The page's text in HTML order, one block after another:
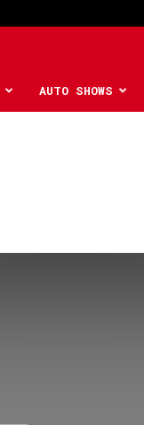
AUTO SHOWS